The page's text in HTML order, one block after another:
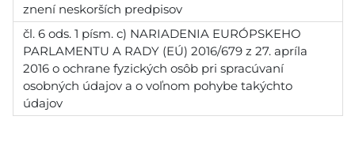
znení neskorších predpisov
čl. 6 ods. 1 písm. c) NARIADENIA EURÓPSKEHO
PARLAMENTU A RADY (EÚ) 2016/679 z 27. apríla
2016 o ochrane fyzických osôb pri spracúvaní
osobných údajov a o voľnom pohybe takýchto
údajov